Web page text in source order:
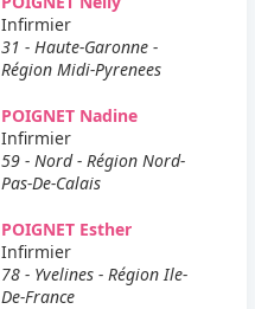
Infirmier
31 - Haute-Garonne -
Région Midi-Pyrenees
POIGNET Nadine
Infirmier
59 - Nord - Région Nord-
Pas-De-Calais
POIGNET Esther
Infirmier
78 - Yvelines - Région Ile-
De-France